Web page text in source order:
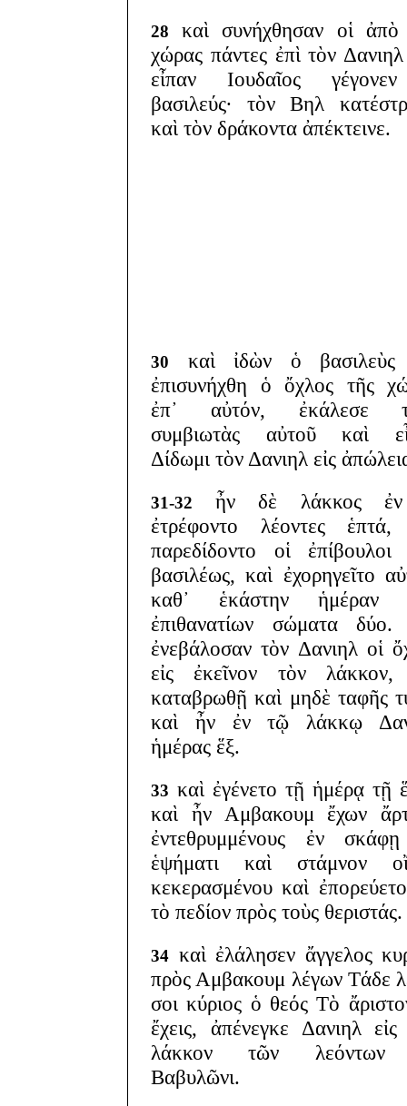
28
καὶ συνήχθησαν οἱ ἀπὸ
χώρας πάντες ἐπὶ τὸν
εἶπαν Ιουδαῖος
βασιλεύς· τὸν Βηλ
καὶ τὸν δράκοντα ἀπέκτεινε.
30
καὶ ἰδὼν ὁ βασιλεὺς
ἐπισυνήχθη ὁ ὄχλος τῆς
ἐπ᾽ αὐτόν, ἐκάλεσε
συμβιωτὰς αὐτοῦ καὶ
Δίδωμι τὸν Δανιηλ εἰς
31-32
ἦν δὲ λάκκος
ἐτρέφοντο λέοντες ἑπτά,
παρεδίδοντο οἱ ἐπίβουλοι
βασιλέως, καὶ ἐχορηγεῖτο
καθ᾽ ἑκάστην ἡμέραν
ἐπιθανατίων σώματα δύο.
ἐνεβάλοσαν τὸν Δανιηλ οἱ
εἰς ἐκεῖνον τὸν λάκκον,
καταβρωθῇ καὶ μηδὲ ταφῆς
καὶ ἦν ἐν τῷ λάκκῳ
ἡμέρας ἕξ.
33 καὶ ἐγένετο τῇ ἡμέρᾳ τῇ
καὶ ἦν Αμβακουμ ἔχων
ἐντεθρυμμένους ἐν
ἑψήματι καὶ στάμνον
κεκερασμένου καὶ
τὸ πεδίον πρὸς τοὺς θεριστάς.
34 καὶ ἐλάλησεν ἄγγελος
πρὸς Αμβακουμ λέγων Τάδε
σοι κύριος ὁ θεός Τὸ
ἔχεις, ἀπένεγκε Δανιηλ εἰς
λάκκον τῶν λεόντων
Βαβυλῶνι.